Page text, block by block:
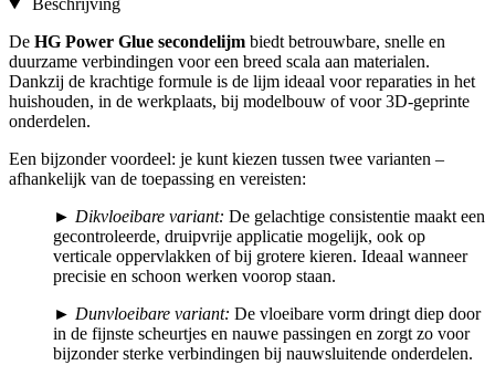
Beschrijving
De HG Power Glue secondelijm biedt betrouwbare, snelle en
duurzame verbindingen voor een breed scala aan materialen.
Dankzij de krachtige formule is de lijm ideaal voor reparaties in het
huishouden, in de werkplaats, bij modelbouw of voor 3D-geprinte
onderdelen.
Een bijzonder voordeel: je kunt kiezen tussen twee varianten –
afhankelijk van de toepassing en vereisten:
► Dikvloeibare variant: De gelachtige consistentie maakt een
gecontroleerde, druipvrije applicatie mogelijk, ook op
verticale oppervlakken of bij grotere kieren. Ideaal wanneer
precisie en schoon werken voorop staan.
► Dunvloeibare variant: De vloeibare vorm dringt diep door
in de fijnste scheurtjes en nauwe passingen en zorgt zo voor
bijzonder sterke verbindingen bij nauwsluitende onderdelen.